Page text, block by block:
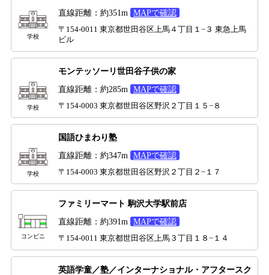
学校
直線距離：約351m
MAPで確認
〒154-0011 東京都世田谷区上馬４丁目１−３ 東急上馬
ビル
学校
モンテッソーリ世田谷子供の家
直線距離：約285m
MAPで確認
〒154-0003 東京都世田谷区野沢２丁目１５−８
学校
国語ひまわり塾
直線距離：約347m
MAPで確認
〒154-0003 東京都世田谷区野沢２丁目２−１７
コンビニ
ファミリーマート 駒沢大学駅前店
直線距離：約391m
MAPで確認
〒154-0011 東京都世田谷区上馬３丁目１８−１４
英語学童／塾／インターナショナル・アフタースク